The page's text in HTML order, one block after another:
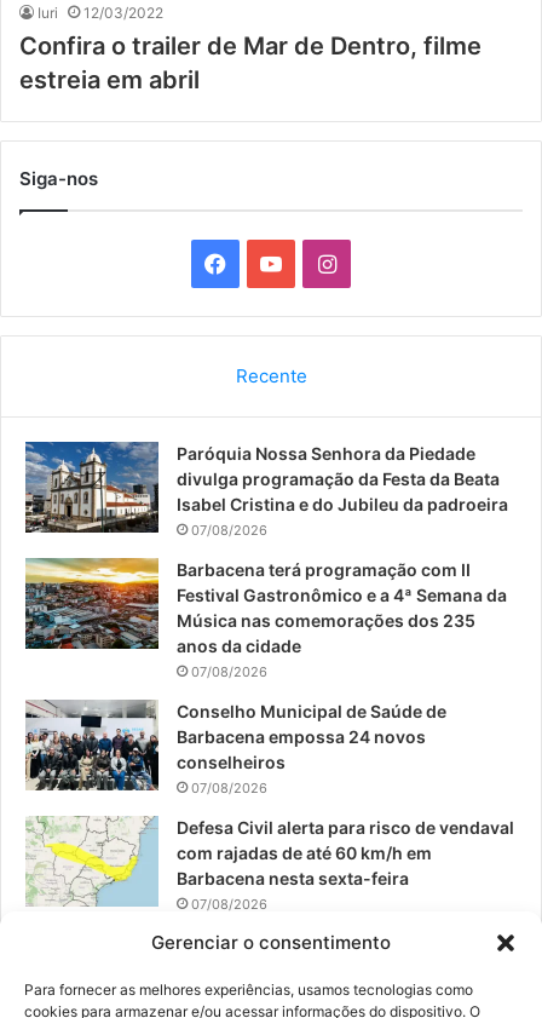
Gerenciar o consentimento
Para fornecer as melhores experiências, usamos tecnologias como
cookies para armazenar e/ou acessar informações do dispositivo. O
Iuri 12/03/2022
Confira o trailer de Mar de Dentro, filme
estreia em abril
Siga-nos
a
b
o
k
o
u
b
I
n
a
g
a
Recente
Paróquia Nossa Senhora da Piedade
divulga programação da Festa da Beata
Isabel Cristina e do Jubileu da padroeira
07/08/2026
Barbacena terá programação com II
Festival Gastronômico e a 4ª Semana da
Música nas comemorações dos 235
anos da cidade
07/08/2026
Conselho Municipal de Saúde de
Barbacena empossa 24 novos
conselheiros
07/08/2026
Defesa Civil alerta para risco de vendaval
com rajadas de até 60 km/h em
Barbacena nesta sexta-feira
07/08/2026
EPCAR tem a melhor nota do IDEB no
06/08/2026